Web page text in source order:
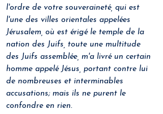
l'ordre de votre souveraineté, qui est
l'une des villes orientales appelées
Jérusalem, où est érigé le temple de la
nation des Juifs, toute une multitude
des Juifs assemblée, m'a livré un certain
homme appelé Jésus, portant contre lui
de nombreuses et interminables
accusations; mais ils ne purent le
confondre en rien.